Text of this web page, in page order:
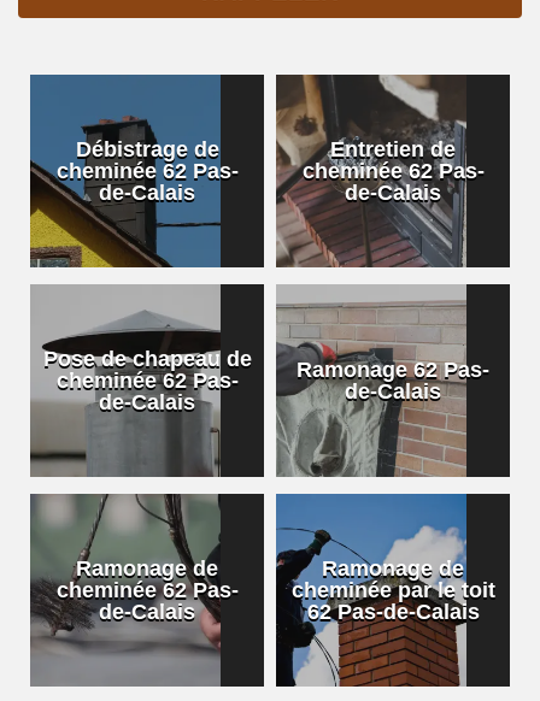
Débistrage de
cheminée 62 Pas-
de-Calais
Entretien de
cheminée 62 Pas-
de-Calais
Pose de chapeau de
cheminée 62 Pas-
de-Calais
Ramonage 62 Pas-
de-Calais
Ramonage de
cheminée 62 Pas-
de-Calais
Ramonage de
cheminée par le toit
62 Pas-de-Calais